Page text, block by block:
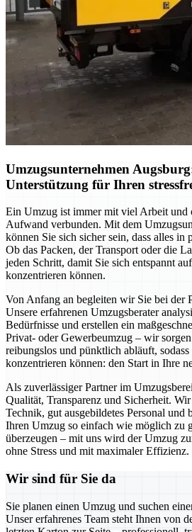
Umzugsunternehmen
Unterstützung für Ihren
Ein Umzug ist immer mit viel Arbeit und
Aufwand verbunden. Mit dem
können Sie sich sicher sein, dass alles in
Ob das Packen, der Transport oder die
jeden Schritt, damit Sie sich entspannt
konzentrieren können.
Von Anfang an begleiten wir Sie bei der
Unsere erfahrenen Umzugsberater
Bedürfnisse und erstellen ein
Privat- oder Gewerbeumzug – wir
reibungslos und pünktlich abläuft,
konzentrieren können: den Start in Ihre
Als zuverlässiger Partner im
Qualität, Transparenz und Sicherheit.
Technik, gut ausgebildetes Personal und
Ihren Umzug so einfach wie möglich zu
überzeugen – mit uns wird der Umzug
ohne Stress und mit maximaler Effizienz.
Wir sind für Sie da
Sie planen einen Umzug und suchen
Unser erfahrenes Team steht Ihnen von